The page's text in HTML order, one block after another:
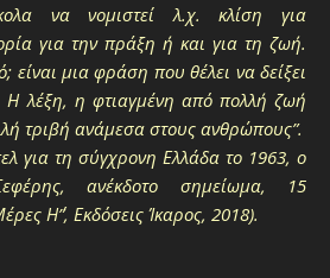
να νομιστεί λ.χ. κλίση για
για την πράξη ή και για τη ζωή.
είναι μια φράση που θέλει να δείξει
λέξη, η φτιαγμένη από πολλή ζωή
τριβή ανάμεσα στους ανθρώπους”.
για τη σύγχρονη Ελλάδα το 1963, ο
ανέκδοτο σημείωμα, 15
Η΄”, Εκδόσεις Ίκαρος, 2018).